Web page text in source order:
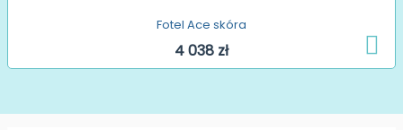
Fotel Ace skóra
4 038 zł